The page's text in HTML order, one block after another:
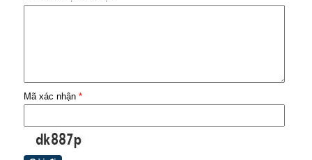
Mã xác nhận *